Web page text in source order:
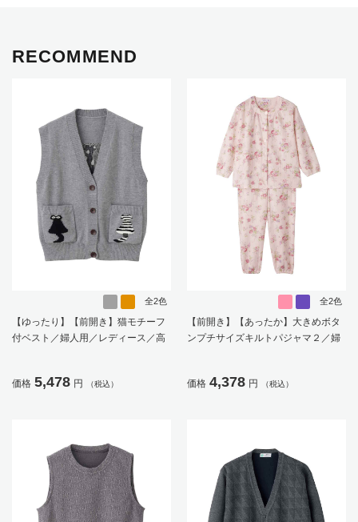
RECOMMEND
全2色
【ゆったり】【前開き】猫モチーフ
付ベスト／婦人用／レディース／高
価格 5,478 円 （税込）
全2色
【前開き】【あったか】大きめボタ
ンプチサイズキルトパジャマ２／婦
／ギフト／プレゼント【CF】
価格 4,378 円 （税込）